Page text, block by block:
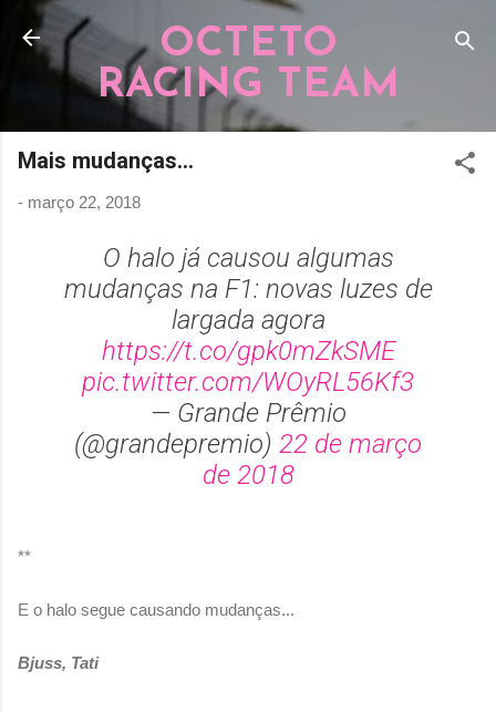
Pular para o conteúdo principal
OCTETO
RACING TEAM
Mais mudanças...
- março 22, 2018
O halo já causou algumas
mudanças na F1: novas luzes de
largada agora
https://t.co/gpk0mZkSME
pic.twitter.com/WOyRL56Kf3
— Grande Prêmio
(@grandepremio) 22 de março
de 2018
**
E o halo segue causando mudanças...
Bjuss, Tati